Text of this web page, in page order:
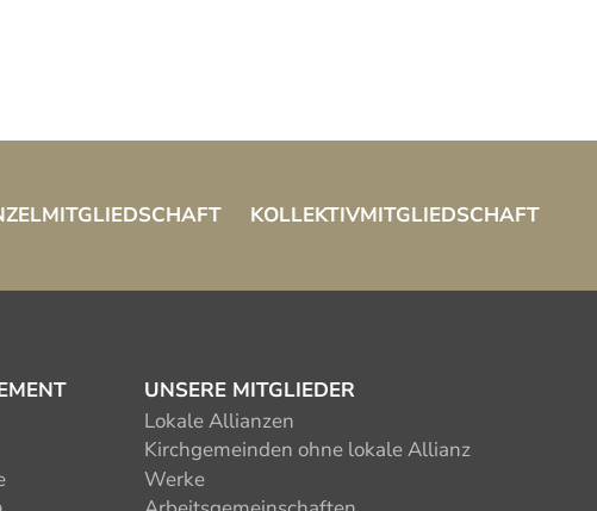
KOLLEKTIVMITGLIEDSCHAFT
UNSERE MITGLIEDER
Lokale Allianzen
Kirchgemeinden ohne lokale Allianz
Werke